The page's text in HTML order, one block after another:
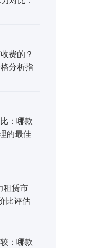
费的？
分析指
：哪款
的最佳
租赁市
比评估
：哪款